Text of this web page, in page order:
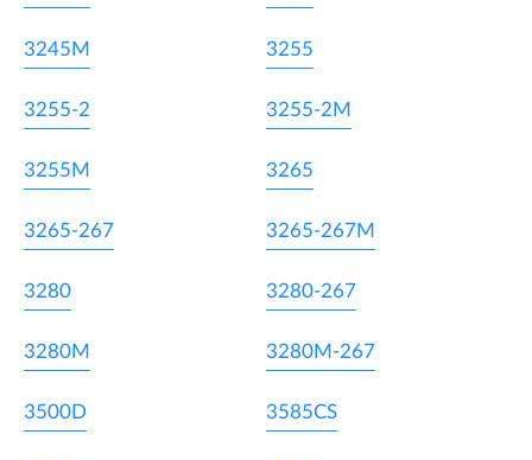
3245M 3255
3255-2 3255-2M
3255M 3265
3265-267 3265-267M
3280 3280-267
3280M 3280M-267
3500D 3585CS